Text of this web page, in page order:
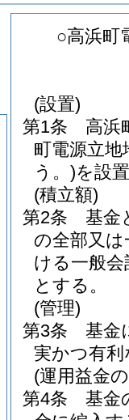
○高浜町
(設置)
第1条
高浜
町電源立地
う。)を設
(積立額)
第2条
基金
の全部又
ける一般
とする。
(管理)
第3条
基金
実かつ有
(運用益金
第4条
基金